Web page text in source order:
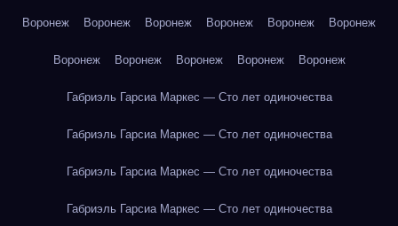
Воронеж Воронеж Воронеж Воронеж Воронеж Воронеж
Воронеж Воронеж Воронеж Воронеж Воронеж
Габриэль Гарсиа Маркес — Сто лет одиночества
Габриэль Гарсиа Маркес — Сто лет одиночества
Габриэль Гарсиа Маркес — Сто лет одиночества
Габриэль Гарсиа Маркес — Сто лет одиночества